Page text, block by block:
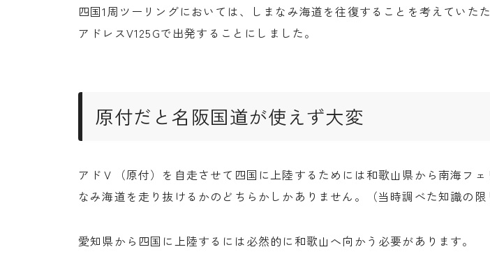
四国1周ツーリングにおいては、しまなみ海道を往復することを考えていた
アドレスV125Gで出発することにしました。
原付だと名阪国道が使えず大変
アドＶ（原付）を自走させて四国に上陸するためには和歌山県から南海フェ
なみ海道を走り抜けるかのどちらかしかありません。（当時調べた知識の限
愛知県から四国に上陸するには必然的に和歌山へ向かう必要があります。